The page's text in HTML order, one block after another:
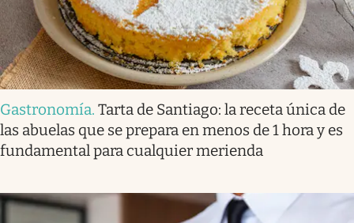
Gastronomía. Tarta de Santiago: la receta única de
las abuelas que se prepara en menos de 1 hora y es
fundamental para cualquier merienda